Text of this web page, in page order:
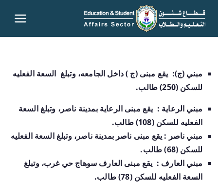
قطاع
التعليم
والطلاب
– جامعة
سوهاج
مبني (ج): يقع مبنى (ج ) داخل الجامعه، وتبلغ السعة الفعليه
للسكن (250) طالب.
مبني الرعاية : يقع مبنى الرعاية بمدينة ناصر، وتبلغ السعة
الفعليه للسكن (108) طالب.
مبني ناصر : يقع مبنى ناصر بمدينة ناصر، وتبلغ السعة الفعليه
للسكن (68) طالب.
مبني العارف : يقع مبنى العارف سوهاج حي غرب، وتبلغ
السعة الفعليه للسكن (78) طالب.